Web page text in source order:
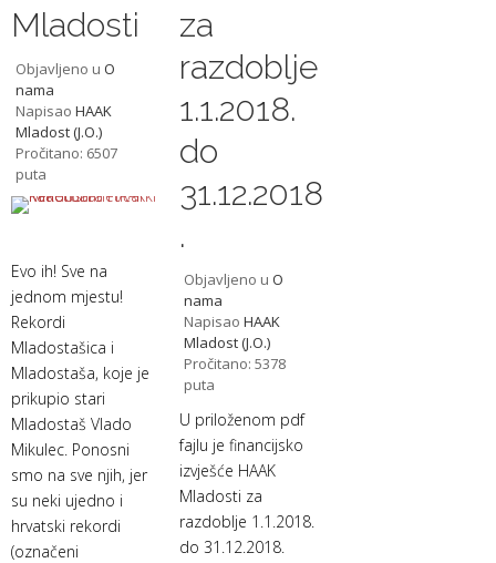
Mladosti
Objavljeno u O
nama
Napisao HAAK
Mladost (J.O.)
Pročitano: 6507
puta
Evo ih! Sve na
jednom mjestu!
Rekordi
Mladostašica i
Mladostaša, koje je
prikupio stari
Mladostaš Vlado
Mikulec. Ponosni
smo na sve njih, jer
su neki ujedno i
hrvatski rekordi
(označeni
za
razdoblje
1.1.2018.
do
31.12.2018
.
Objavljeno u O
nama
Napisao HAAK
Mladost (J.O.)
Pročitano: 5378
puta
U priloženom pdf
fajlu je financijsko
izvješće HAAK
Mladosti za
razdoblje 1.1.2018.
do 31.12.2018.